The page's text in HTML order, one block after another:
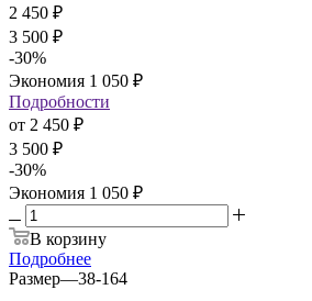
2 450 ₽
3 500 ₽
-30%
Экономия 1 050 ₽
Подробности
от 2 450 ₽
3 500 ₽
-30%
Экономия 1 050 ₽
В корзину
Подробнее
Размер—38-164